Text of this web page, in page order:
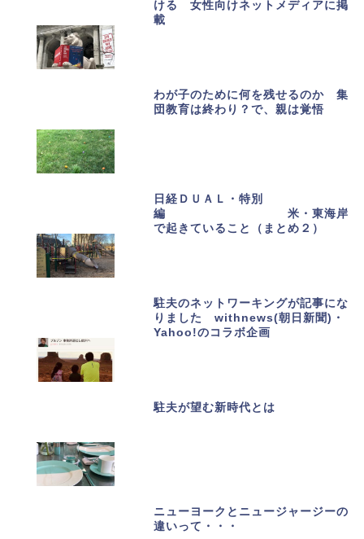
ける 女性向けネットメディアに掲
載
わが子のために何を残せるのか 集
団教育は終わり？で、親は覚悟
日経ＤＵＡＬ・特別
編 米・東海岸
で起きていること（まとめ２）
駐夫のネットワーキングが記事にな
りました withnews(朝日新聞)・
Yahoo!のコラボ企画
駐夫が望む新時代とは
ニューヨークとニュージャージーの
違いって・・・